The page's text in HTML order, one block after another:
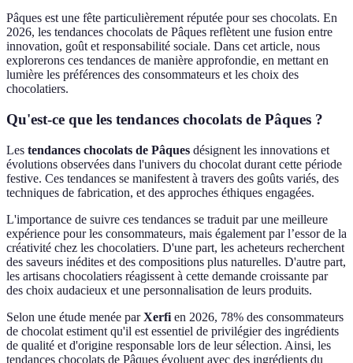
Pâques est une fête particulièrement réputée pour ses chocolats. En
2026, les tendances chocolats de Pâques reflètent une fusion entre
innovation, goût et responsabilité sociale. Dans cet article, nous
explorerons ces tendances de manière approfondie, en mettant en
lumière les préférences des consommateurs et les choix des
chocolatiers.
Qu'est-ce que les tendances chocolats de Pâques ?
Les tendances chocolats de Pâques désignent les innovations et
évolutions observées dans l'univers du chocolat durant cette période
festive. Ces tendances se manifestent à travers des goûts variés, des
techniques de fabrication, et des approches éthiques engagées.
L'importance de suivre ces tendances se traduit par une meilleure
expérience pour les consommateurs, mais également par l’essor de la
créativité chez les chocolatiers. D'une part, les acheteurs recherchent
des saveurs inédites et des compositions plus naturelles. D'autre part,
les artisans chocolatiers réagissent à cette demande croissante par
des choix audacieux et une personnalisation de leurs produits.
Selon une étude menée parXerfi en 2026, 78% des consommateurs
de chocolat estiment qu'il est essentiel de privilégier des ingrédients
de qualité et d'origine responsable lors de leur sélection. Ainsi, les
tendances chocolats de Pâques évoluent avec des ingrédients du